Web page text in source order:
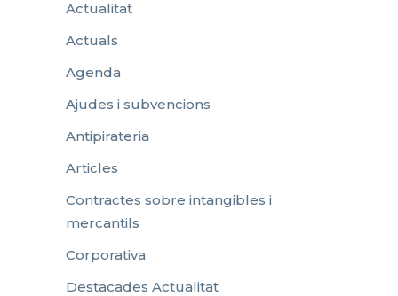
Actualitat
Actuals
Agenda
Ajudes i subvencions
Antipirateria
Articles
Contractes sobre intangibles i
mercantils
Corporativa
Destacades Actualitat